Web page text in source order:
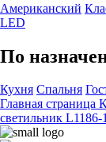
Американский
LED
По
Кухня Спальня
Главная страница
светильник